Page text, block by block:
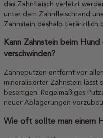
das Zahnfleisch verletzt
unter dem Zahnfleischrand
Zahnstein deshalb tierärztlich
Kann Zahnstein beim
verschwinden?
Zähneputzen entfernt vor
mineralisierter Zahnstein lässt
beseitigen. Regelmäßiges
neuer Ablagerungen
Wie oft sollte man einem